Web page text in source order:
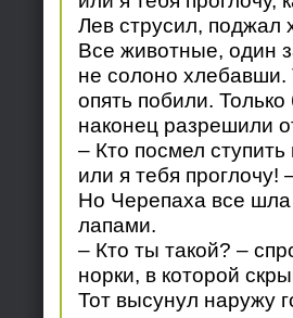
Лев струсил, поджал
Все животные, один
не солоно хлебавши.
опять побили.
наконец разрешили
– Кто посмел ступить
или я тебя
Но Черепаха все
лапами.
– Кто ты такой? –
норки, в которой
Тот высунул наружу